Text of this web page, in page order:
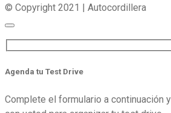
© Copyright 2021 | Autocordillera
Agenda tu Test Drive
Complete el formulario a continuación